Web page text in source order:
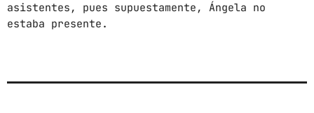
1 SUNSHINE
JAMIE TOCK
asistentes, pues supuestamente, Ángela no
estaba presente.